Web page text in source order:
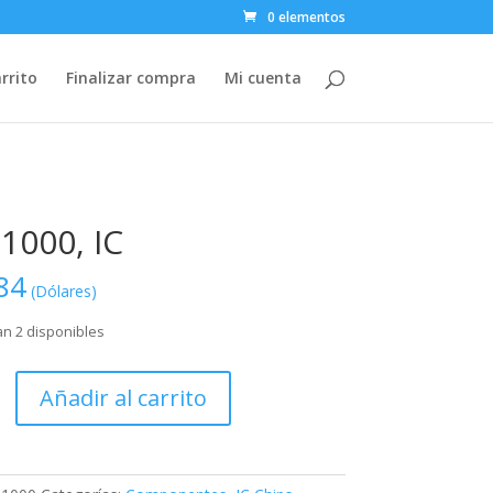
0 elementos
Finalizar compra Mi cuenta
IC
(Dólares)
2 disponibles
Añadir al carrito